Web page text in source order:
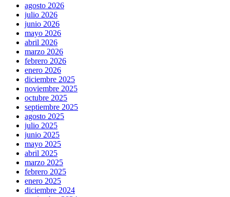
agosto 2026
julio 2026
junio 2026
mayo 2026
abril 2026
marzo 2026
febrero 2026
enero 2026
diciembre 2025
noviembre 2025
octubre 2025
septiembre 2025
agosto 2025
julio 2025
junio 2025
mayo 2025
abril 2025
marzo 2025
febrero 2025
enero 2025
diciembre 2024